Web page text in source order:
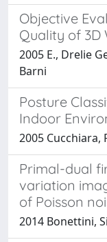
Objective
Quality of
2005 E., Drelie
Barni
Posture
Indoor
2005 Cucchiara,
Primal-dual
variation
of Poisson
2014 Bonettini,